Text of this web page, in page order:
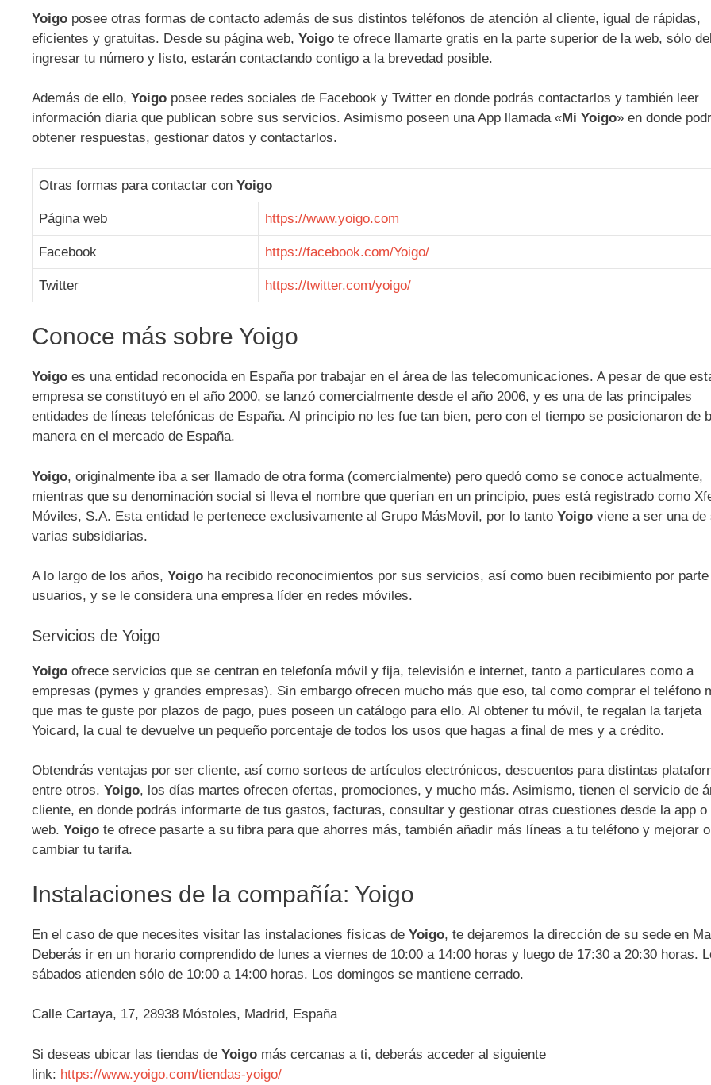
Yoigo posee otras formas de contacto además de sus distintos teléfonos de atención al cliente, igual de rápidas,
eficientes y gratuitas. Desde su página web, Yoigo te ofrece llamarte gratis en la parte superior de la web, sólo
ingresar tu número y listo, estarán contactando contigo a la brevedad posible.
Además de ello, Yoigo posee redes sociales de Facebook y Twitter en donde podrás contactarlos y también leer
información diaria que publican sobre sus servicios. Asimismo poseen una App llamada «Mi Yoigo» en donde
obtener respuestas, gestionar datos y contactarlos.
Otras formas para contactar con Yoigo
Página web https://www.yoigo.com
Facebook https://facebook.com/Yoigo/
Twitter https://twitter.com/yoigo/
Conoce más sobre Yoigo
Yoigo es una entidad reconocida en España por trabajar en el área de las telecomunicaciones. A pesar de que
empresa se constituyó en el año 2000, se lanzó comercialmente desde el año 2006, y es una de las principales
entidades de líneas telefónicas de España. Al principio no les fue tan bien, pero con el tiempo se posicionaron de
manera en el mercado de España.
Yoigo, originalmente iba a ser llamado de otra forma (comercialmente) pero quedó como se conoce actualmente,
mientras que su denominación social si lleva el nombre que querían en un principio, pues está registrado como
Móviles, S.A. Esta entidad le pertenece exclusivamente al Grupo MásMovil, por lo tanto Yoigo viene a ser una de
varias subsidiarias.
A lo largo de los años, Yoigo ha recibido reconocimientos por sus servicios, así como buen recibimiento por
usuarios, y se le considera una empresa líder en redes móviles.
Servicios de Yoigo
Yoigo ofrece servicios que se centran en telefonía móvil y fija, televisión e internet, tanto a particulares como a
empresas (pymes y grandes empresas). Sin embargo ofrecen mucho más que eso, tal como comprar el teléfono
que mas te guste por plazos de pago, pues poseen un catálogo para ello. Al obtener tu móvil, te regalan la tarjeta
Yoicard, la cual te devuelve un pequeño porcentaje de todos los usos que hagas a final de mes y a crédito.
Obtendrás ventajas por ser cliente, así como sorteos de artículos electrónicos, descuentos para distintas
entre otros. Yoigo, los días martes ofrecen ofertas, promociones, y mucho más. Asimismo, tienen el servicio de
cliente, en donde podrás informarte de tus gastos, facturas, consultar y gestionar otras cuestiones desde la app o
web. Yoigo te ofrece pasarte a su fibra para que ahorres más, también añadir más líneas a tu teléfono y mejorar o
cambiar tu tarifa.
Instalaciones de la compañía: Yoigo
En el caso de que necesites visitar las instalaciones físicas de Yoigo, te dejaremos la dirección de su sede en
Deberás ir en un horario comprendido de lunes a viernes de 10:00 a 14:00 horas y luego de 17:30 a 20:30 horas.
sábados atienden sólo de 10:00 a 14:00 horas. Los domingos se mantiene cerrado.
Calle Cartaya, 17, 28938 Móstoles, Madrid, España
Si deseas ubicar las tiendas de Yoigo más cercanas a ti, deberás acceder al siguiente
link: https://www.yoigo.com/tiendas-yoigo/